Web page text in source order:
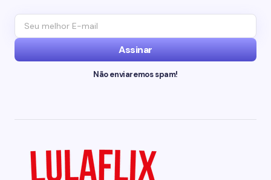
Assinar
Não enviaremos spam!